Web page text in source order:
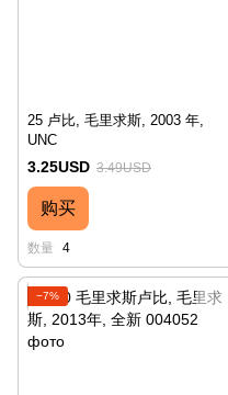
25 卢比, 毛里求斯, 2003 年,
UNC
3.25USD 3.49USD
购买
数量 4
−7%